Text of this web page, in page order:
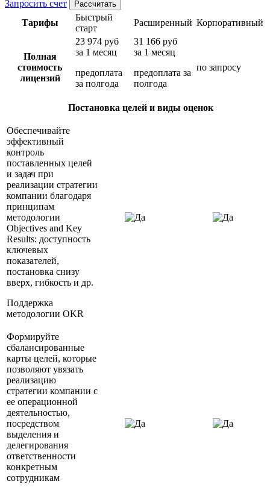
Запросить счет Рассчитать
Тарифы
Быстрый
старт
Расширенный Корпоративный
Полная
стоимость
лицензий
23 974 руб
за 1 месяц
предоплата
за полгода
31 166 руб
за 1 месяц
предоплата за
полгода
по запросу
Постановка целей и виды оценок
Обеспечивайте
эффективный
контроль
поставленных целей
и задач при
реализации стратегии
компании благодаря
принципам
методологии
Objectives and Key
Results: доступность
ключевых
показателей,
постановка снизу
вверх, гибкость и др.
Поддержка
методологии OKR
Формируйте
сбалансированные
карты целей, которые
позволяют увязать
реализацию
стратегии компании с
ее операционной
деятельностью,
посредством
выделения и
делегирования
ответственности
конкретным
сотрудникам